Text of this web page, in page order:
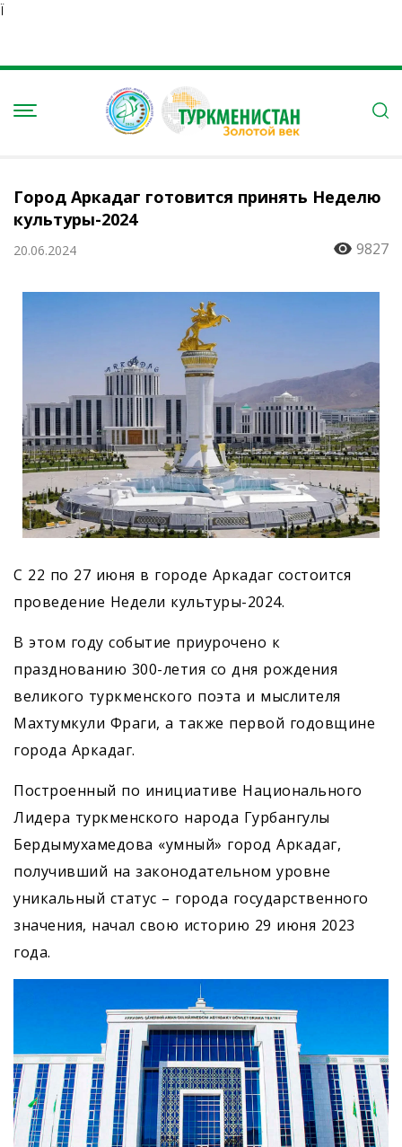
Ï
Город Аркадаг готовится принять Неделю
культуры-2024
20.06.2024 9827
С 22 по 27 июня в городе Аркадаг состоится
проведение Недели культуры-2024.
В этом году событие приурочено к
празднованию 300-летия со дня рождения
великого туркменского поэта и мыслителя
Махтумкули Фраги, а также первой годовщине
города Аркадаг.
Построенный по инициативе Национального
Лидера туркменского народа Гурбангулы
Бердымухамедова «умный» город Аркадаг,
получивший на законодательном уровне
уникальный статус – города государственного
значения, начал свою историю 29 июня 2023
года.